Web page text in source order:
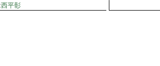
西平彰